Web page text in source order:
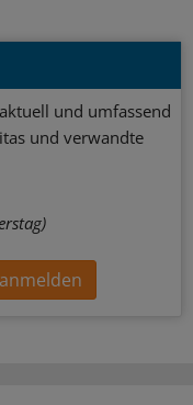
und umfassend
und verwandte